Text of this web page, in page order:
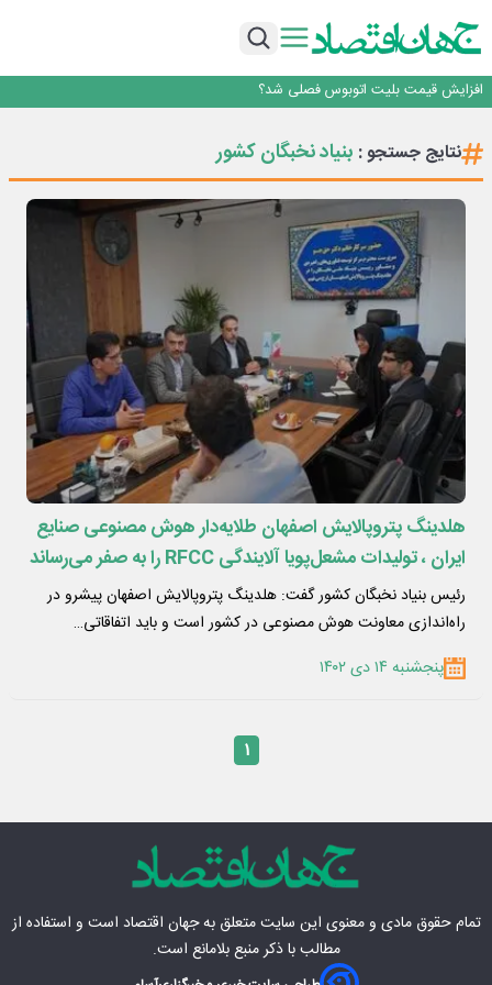
افزایش قیمت بلیت اتوبوس فصلی شد؟
رانندگان انگلیسی به سرقت سوخت روی آوردند!
۲ درصد از مشترکان ۱۰ درصد برق خانگی را مصرف می‌کنند!
افزایش قیمت بلیت اتوبوس فصلی شد؟
نتایج جستجو : بنیاد نخبگان کشور
هلدینگ پتروپالایش اصفهان طلایه‌دار هوش مصنوعی صنایع
ایران ، تولیدات مشعل‌پویا آلایندگی RFCC را به صفر می‌رساند
رئیس بنیاد نخبگان کشور گفت: هلدینگ پتروپالایش اصفهان پیشرو در
راه‌اندازی معاونت هوش مصنوعی در کشور است و باید اتفاقاتی…
پنجشنبه ۱۴ دی ۱۴۰۲
۱
تمام حقوق مادی‌ و معنوی این سایت متعلق بهجهان اقتصاد است و استفاده از
مطالب با ذکر منبع بلامانع است.